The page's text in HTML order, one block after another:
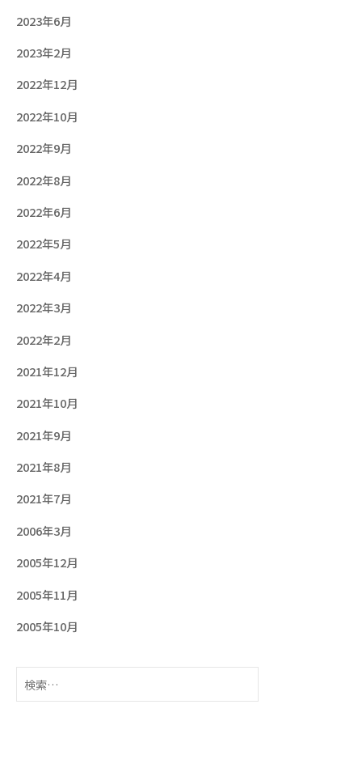
2023年6月
2023年2月
2022年12月
2022年10月
2022年9月
2022年8月
2022年6月
2022年5月
2022年4月
2022年3月
2022年2月
2021年12月
2021年10月
2021年9月
2021年8月
2021年7月
2006年3月
2005年12月
2005年11月
2005年10月
索: